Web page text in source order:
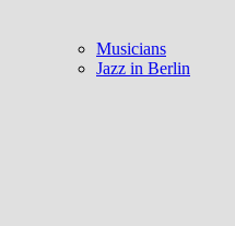
Musicians
Jazz in Berlin